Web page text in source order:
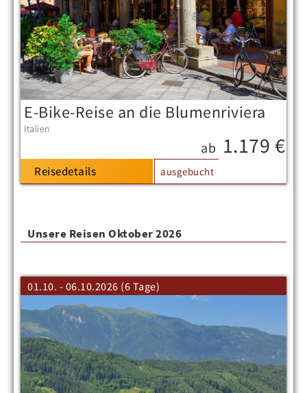
E-Bike-Reise an die Blumenriviera
Italien
ab 1.179 €
Reisedetails ausgebucht
Unsere Reisen Oktober 2026
01.10. - 06.10.2026 (6 Tage)